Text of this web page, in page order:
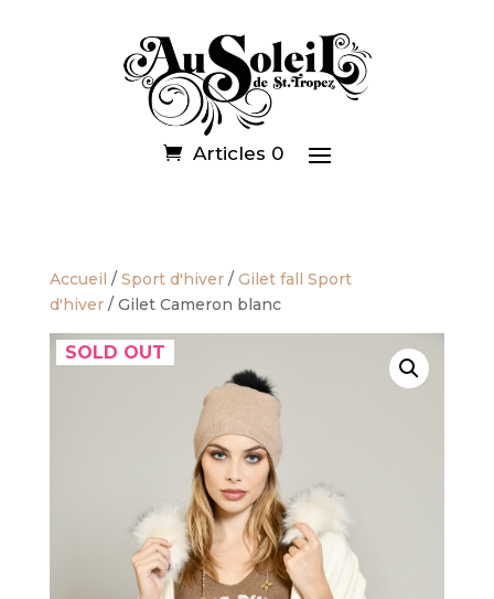
Articles 0
Accueil / Sport d'hiver/ Gilet fall Sport
d'hiver/ Gilet Cameron blanc
SOLD OUT